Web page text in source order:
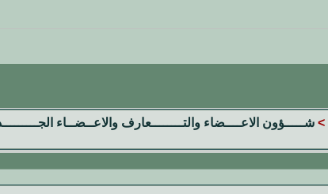
> شـــــؤون الاعــــضاء والتــــــــعارف والاعــضــاء